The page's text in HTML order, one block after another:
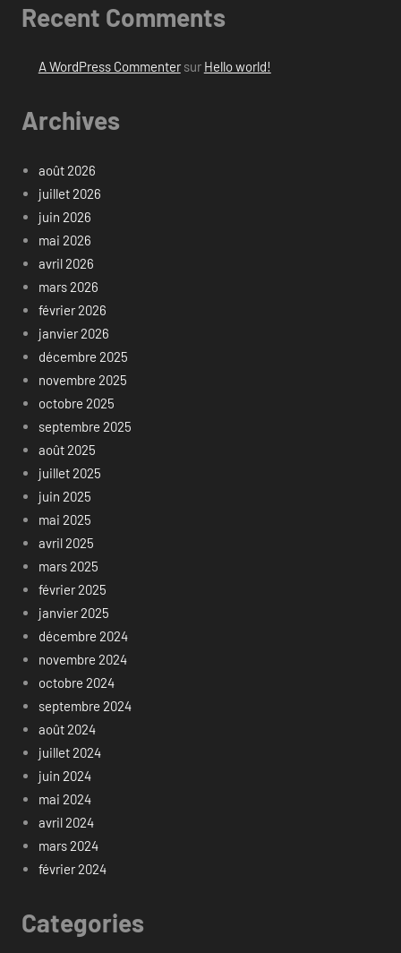
Recent Comments
A WordPress Commentersur Hello world!
Archives
août 2026
juillet 2026
juin 2026
mai 2026
avril 2026
mars 2026
février 2026
janvier 2026
décembre 2025
novembre 2025
octobre 2025
septembre 2025
août 2025
juillet 2025
juin 2025
mai 2025
avril 2025
mars 2025
février 2025
janvier 2025
décembre 2024
novembre 2024
octobre 2024
septembre 2024
août 2024
juillet 2024
juin 2024
mai 2024
avril 2024
mars 2024
février 2024
Categories